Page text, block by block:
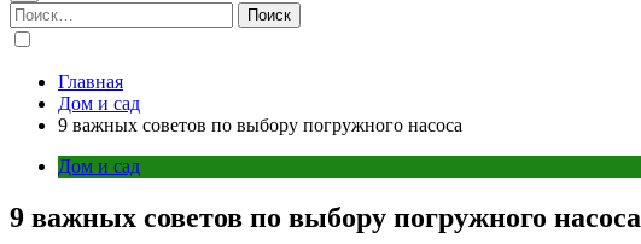
Найти:
Главная
Дом и сад
9 важных советов по выбору погружного насоса
Дом и сад
9 важных советов по выбору погружного насоса